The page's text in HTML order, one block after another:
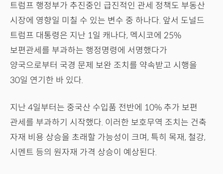
트럼프 행정부가 추진중인 급진적인 관세 정책도 부동산
시장에 영향일 미칠 수 있는 변수 중 하나다. 앞서 도널드
트럼프 대통령은 지난 1일 캐나다, 멕시코에 25%
보편관세를 부과하는 행정명령에 서명했다가
양국으로부터 국경 문제 보완 조치를 약속받고 시행을
30일 연기한 바 있다.
지난 4일부터는 중국산 수입품 전반에 10% 추가 보편
관세를 부과하기 시작했다. 이러한 보호무역 조치는 건축
자재 비용 상승을 초래할 가능성이 크며, 특히 목재, 철강,
시멘트 등의 원자재 가격 상승이 예상된다.